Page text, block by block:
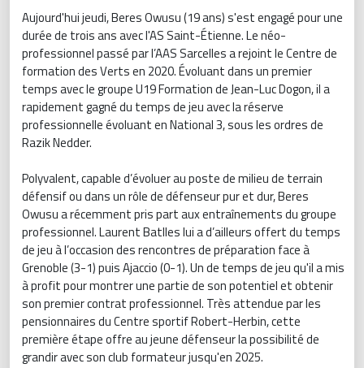
Aujourd'hui jeudi, Beres Owusu (19 ans) s'est engagé pour une
durée de trois ans avec l'AS Saint-Étienne. Le néo-
professionnel passé par l’AAS Sarcelles a rejoint le Centre de
formation des Verts en 2020. Évoluant dans un premier
temps avec le groupe U19 Formation de Jean-Luc Dogon, il a
rapidement gagné du temps de jeu avec la réserve
professionnelle évoluant en National 3, sous les ordres de
Razik Nedder.
Polyvalent, capable d’évoluer au poste de milieu de terrain
défensif ou dans un rôle de défenseur pur et dur, Beres
Owusu a récemment pris part aux entraînements du groupe
professionnel. Laurent Batlles lui a d’ailleurs offert du temps
de jeu à l’occasion des rencontres de préparation face à
Grenoble (3-1) puis Ajaccio (0-1). Un de temps de jeu qu'il a mis
à profit pour montrer une partie de son potentiel et obtenir
son premier contrat professionnel. Très attendue par les
pensionnaires du Centre sportif Robert-Herbin, cette
première étape offre au jeune défenseur la possibilité de
grandir avec son club formateur jusqu'en 2025.